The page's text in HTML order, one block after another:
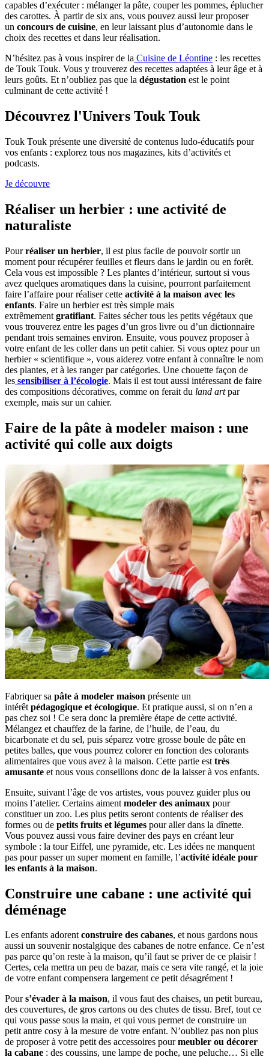
capables d’exécuter : mélanger la pâte, couper les pommes, éplucher
des carottes. À partir de six ans, vous pouvez aussi leur proposer
un concours de cuisine, en leur laissant plus d’autonomie dans le
choix des recettes et dans leur réalisation.
N’hésitez pas à vous inspirer de la Cuisine de Léontine : les recettes
de Touk Touk. Vous y trouverez des recettes adaptées à leur âge et à
leurs goûts. Et n’oubliez pas que la dégustation est le point
culminant de cette activité !
Découvrez l'Univers Touk Touk
Touk Touk présente une diversité de contenus ludo-éducatifs pour
vos enfants : explorez tous nos magazines, kits d’activités et
podcasts.
Je découvre
Réaliser un herbier : une activité de
naturaliste
Pourréaliser un herbier, il est plus facile de pouvoir sortir un
moment pour récupérer feuilles et fleurs dans le jardin ou en forêt.
Cela vous est impossible ? Les plantes d’intérieur, surtout si vous
avez quelques aromatiques dans la cuisine, pourront parfaitement
faire l’affaire pour réaliser cette activité à la maison avec les
enfants. Faire un herbier est très simple mais
extrêmement gratifiant. Faites sécher tous les petits végétaux que
vous trouverez entre les pages d’un gros livre ou d’un dictionnaire
pendant trois semaines environ. Ensuite, vous pouvez proposer à
votre enfant de les coller dans un petit cahier. Si vous optez pour un
herbier « scientifique », vous aiderez votre enfant à connaître le nom
des plantes, et à les ranger par catégories. Une chouette façon de
les sensibiliser à l’écologie. Mais il est tout aussi intéressant de faire
des compositions décoratives, comme on ferait du land artpar
exemple, mais sur un cahier.
Faire de la pâte à modeler maison : une
activité qui colle aux doigts
Fabriquer sa pâte à modeler maison présente un
intérêt pédagogique et écologique. Et pratique aussi, si on n’en a
pas chez soi ! Ce sera donc la première étape de cette activité.
Mélangez et chauffez de la farine, de l’huile, de l’eau, du
bicarbonate et du sel, puis séparez votre grosse boule de pâte en
petites balles, que vous pourrez colorer en fonction des colorants
alimentaires que vous avez à la maison. Cette partie est très
amusante et nous vous conseillons donc de la laisser à vos enfants.
Ensuite, suivant l’âge de vos artistes, vous pouvez guider plus ou
moins l’atelier. Certains aiment modeler des animaux pour
constituer un zoo. Les plus petits seront contents de réaliser des
formes ou de petits fruits et légumes pour aller dans la dînette.
Vous pouvez aussi vous faire deviner des pays en créant leur
symbole : la tour Eiffel, une pyramide, etc. Les idées ne manquent
pas pour passer un super moment en famille, l’activité idéale pour
les enfants à la maison.
Construire une cabane : une activité qui
déménage
Les enfants adorentconstruire des cabanes, et nous gardons nous
aussi un souvenir nostalgique des cabanes de notre enfance. Ce n’est
pas parce qu’on reste à la maison, qu’il faut se priver de ce plaisir !
Certes, cela mettra un peu de bazar, mais ce sera vite rangé, et la joie
de votre enfant compensera largement ce petit désagrément !
Pours’évader à la maison, il vous faut des chaises, un petit bureau,
des couvertures, de gros cartons ou des chutes de tissu. Bref, tout ce
qui vous passe sous la main, et qui vous permet de construire un
petit antre cosy à la mesure de votre enfant. N’oubliez pas non plus
de proposer à votre petit des accessoires pourmeubler ou décorer
la cabane : des coussins, une lampe de poche, une peluche… Si elle